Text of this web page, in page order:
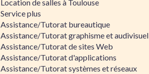
Location de salles à Toulouse
Service plus
Assistance/Tutorat bureautique
Assistance/Tutorat graphisme et audivisuel
Assistance/Tutorat de sites Web
Assistance/Tutorat d'applications
Assistance/Tutorat systèmes et réseaux